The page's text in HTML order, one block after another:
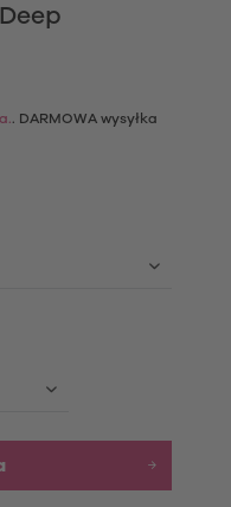
. DARMOWA wysyłka